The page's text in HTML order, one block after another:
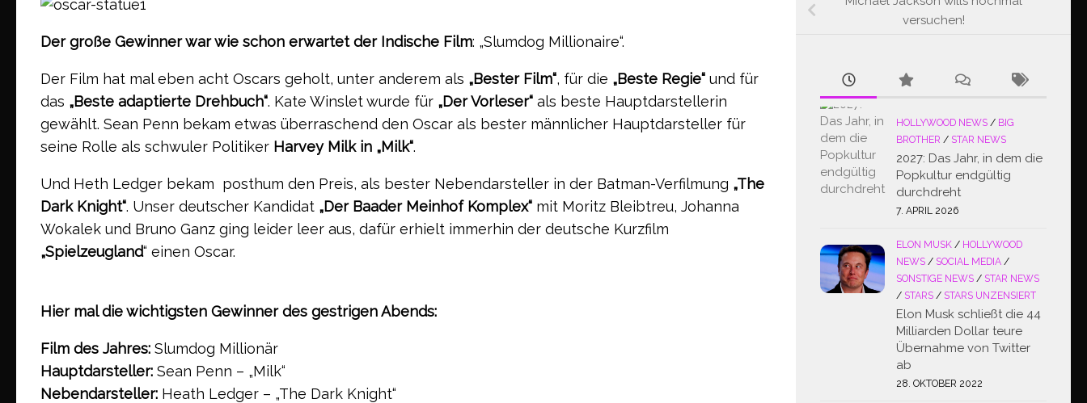
Der große Gewinner war wie schon erwartet der Indische Film: „Slumdog Millionaire“.
Der Film hat mal eben acht Oscars geholt, unter anderem als „Bester Film“, für die „Beste Regie“ und für
das „Beste adaptierte Drehbuch“. Kate Winslet wurde für „Der Vorleser“ als beste Hauptdarstellerin
gewählt. Sean Penn bekam etwas überraschend den Oscar als bester männlicher Hauptdarsteller für
seine Rolle als schwuler Politiker Harvey Milk in „Milk“.
Und Heth Ledger bekam posthum den Preis, als bester Nebendarsteller in der Batman-Verfilmung „The
Dark Knight“. Unser deutscher Kandidat „Der Baader Meinhof Komplex“ mit Moritz Bleibtreu, Johanna
Wokalek und Bruno Ganz ging leider leer aus, dafür erhielt immerhin der deutsche Kurzfilm
„Spielzeugland“ einen Oscar.
Hier mal die wichtigsten Gewinner des gestrigen Abends:
Film des Jahres: Slumdog Millionär
Hauptdarsteller: Sean Penn – „Milk“
Nebendarsteller: Heath Ledger – „The Dark Knight“
versuchen!
HOLLYWOOD NEWS / BIG
BROTHER / STAR NEWS
2027: Das Jahr, in dem die
Popkultur endgültig
durchdreht
7. APRIL 2026
ELON MUSK / HOLLYWOOD
NEWS / SOCIAL MEDIA /
SONSTIGE NEWS / STAR NEWS
/ STARS / STARS UNZENSIERT
Elon Musk schließt die 44
Milliarden Dollar teure
Übernahme von Twitter
ab
28. OKTOBER 2022